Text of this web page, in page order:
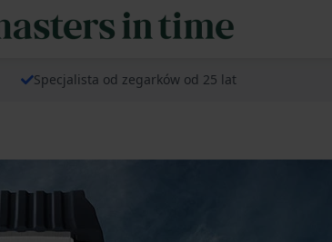
Specjalista od zegarków od 25 lat